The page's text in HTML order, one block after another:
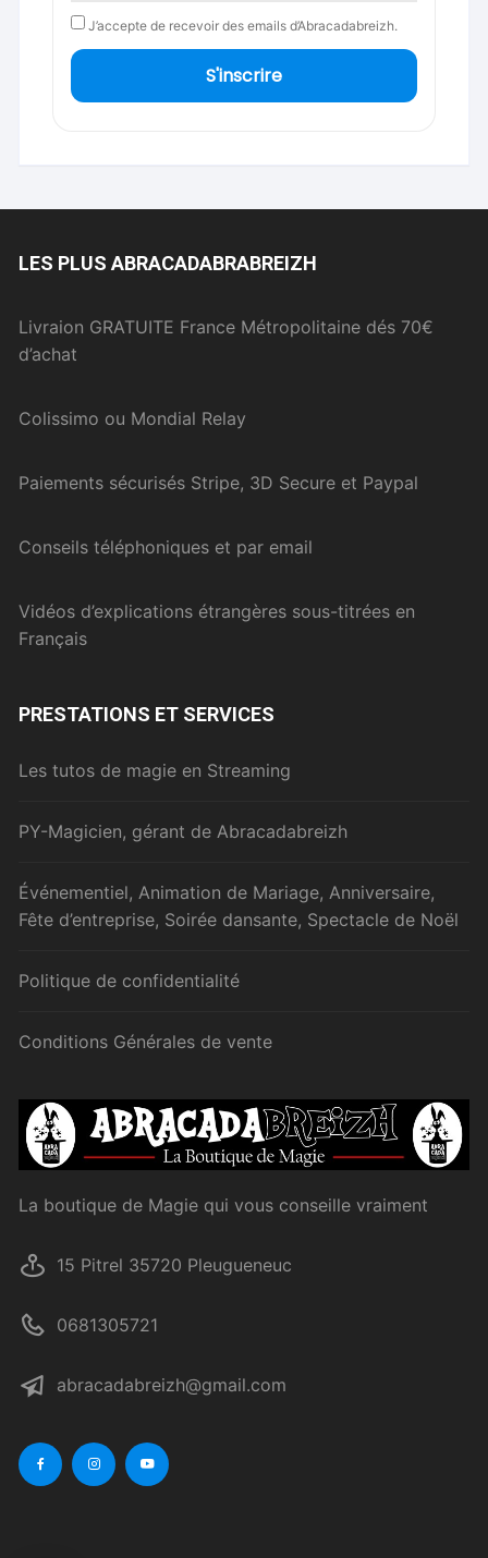
J’accepte de recevoir des emails d’Abracadabreizh.
S'inscrire
LES PLUS ABRACADABRABREIZH
Livraion GRATUITE France Métropolitaine dés 70€
d’achat
Colissimo ou Mondial Relay
Paiements sécurisés Stripe, 3D Secure et Paypal
Conseils téléphoniques et par email
Vidéos d’explications étrangères sous-titrées en
Français
PRESTATIONS ET SERVICES
Les tutos de magie en Streaming
PY-Magicien, gérant de Abracadabreizh
Événementiel, Animation de Mariage, Anniversaire,
Fête d’entreprise, Soirée dansante, Spectacle de Noël
Politique de confidentialité
Conditions Générales de vente
La boutique de Magie qui vous conseille vraiment
15 Pitrel 35720 Pleugueneuc
0681305721
abracadabreizh@gmail.com